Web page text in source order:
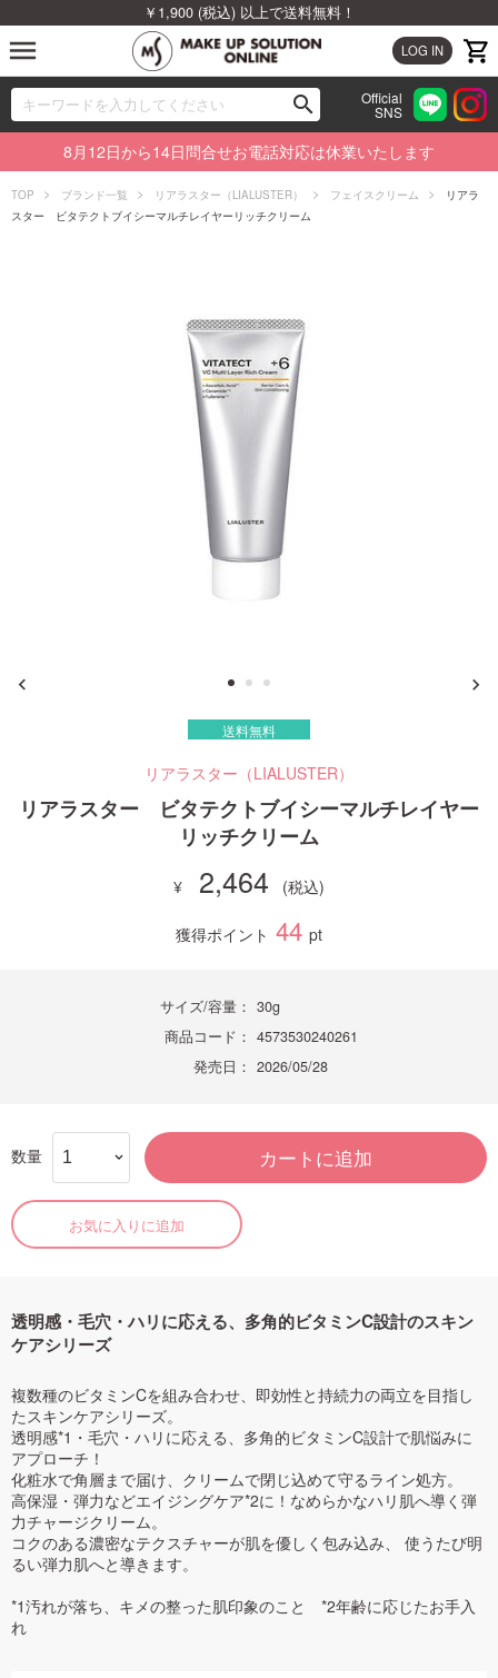
￥1,900 (税込) 以上で送料無料！
LOG IN
menu
search
00
Official
SNS
ブランドから探す
カテゴリから探す
ビューティジャーナルから探す
8月12日から14日問合せお電話対応は休業いたします
TOP ブランド一覧 リアラスター（LIALUSTER） フェイスクリーム
リアラ
スター ビタテクトブイシーマルチレイヤーリッチクリーム
送料無料
リアラスター（LIALUSTER）
リアラスター ビタテクトブイシーマルチレイヤー
リッチクリーム
2,464
獲得ポイント 44 pt
サイズ/容量： 30g
商品コード： 4573530240261
発売日： 2026/05/28
数量 カートに追加
お気に入りに追加
透明感・毛穴・ハリに応える、多角的ビタミンC設計のスキン
ケアシリーズ
複数種のビタミンCを組み合わせ、即効性と持続力の両立を目指し
たスキンケアシリーズ。
透明感*1・毛穴・ハリに応える、多角的ビタミンC設計で肌悩みに
アプローチ！
化粧水で角層まで届け、クリームで閉じ込めて守るライン処方。
高保湿・弾力などエイジングケア*2に！なめらかなハリ肌へ導く弾
力チャージクリーム。
コクのある濃密なテクスチャーが肌を優しく包み込み、 使うたび明
るい弾力肌へと導きます。
*1汚れが落ち、キメの整った肌印象のこと *2年齢に応じたお手入
れ